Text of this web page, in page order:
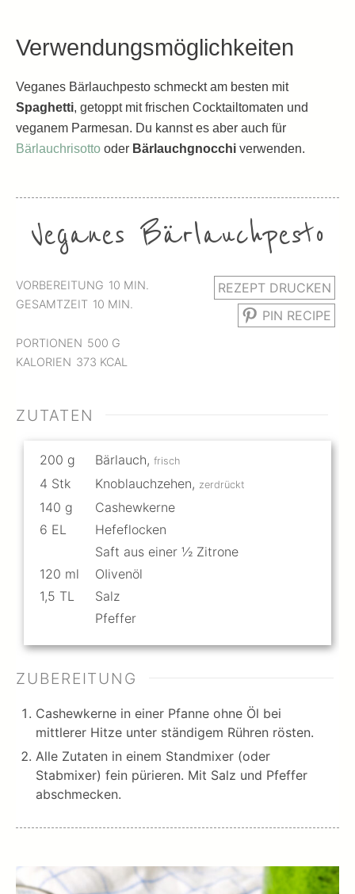
Verwendungsmöglichkeiten
Veganes Bärlauchpesto schmeckt am besten mit
Spaghetti, getoppt mit frischen Cocktailtomaten und
veganem Parmesan. Du kannst es aber auch für
Bärlauchrisotto oder Bärlauchgnocchi verwenden.
Veganes Bärlauchpesto
VORBEREITUNG 10MINUTEN
MIN.
GESAMTZEIT 10MINUTEN
MIN.
PORTIONEN 500 G
KALORIEN 373 KCAL
REZEPT DRUCKEN
PIN RECIPE
ZUTATEN
200 g Bärlauch, frisch
4 Stk Knoblauchzehen, zerdrückt
140 g
Cashewkerne
6 EL
Hefeflocken
Saft aus einer ½ Zitrone
120 ml
OIivenöl
1,5 TL
Salz
Pfeffer
ZUBEREITUNG
Cashewkerne in einer Pfanne ohne Öl bei
mittlerer Hitze unter ständigem Rühren rösten.
Alle Zutaten in einem Standmixer (oder
Stabmixer) fein pürieren. Mit Salz und Pfeffer
abschmecken.